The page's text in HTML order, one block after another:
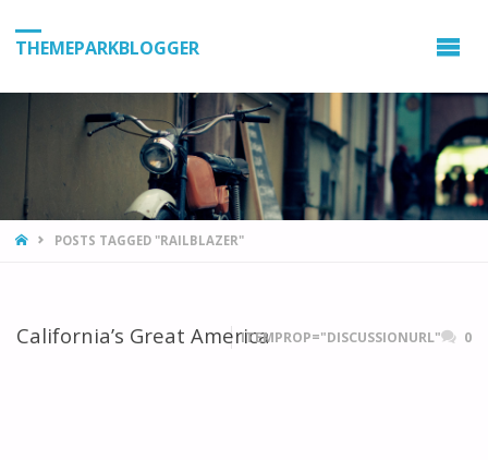
THEMEPARKBLOGGER
HOMEPOSTS TAGGED "RAILBLAZER"
California’s Great AmericaITEMPROP="DISCUSSIONURL" 0